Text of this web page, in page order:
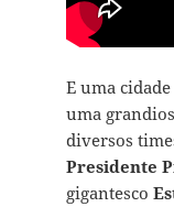
E uma
uma
diversos
Presidente
gigantesco